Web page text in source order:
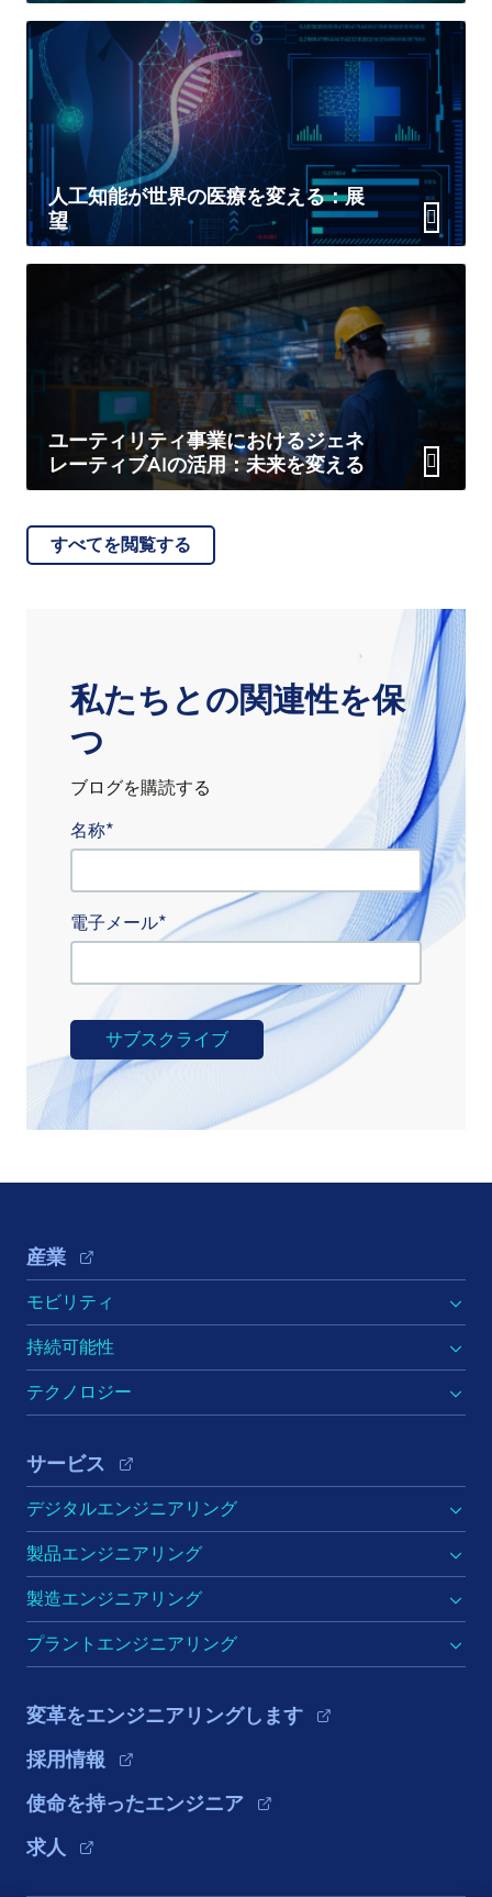
人工知能が世界の医療を変える：展
望
ユーティリティ事業におけるジェネ
レーティブAIの活用：未来を変える
すべてを閲覧する
私たちとの関連性を保
つ
ブログを購読する
名称
電子メール
Footer Navigation
産業
モビリティ
持続可能性
テクノロジー
サービス
デジタルエンジニアリング
製品エンジニアリング
製造エンジニアリング
プラントエンジニアリング
変革をエンジニアリングします
採用情報
使命を持ったエンジニア
求人